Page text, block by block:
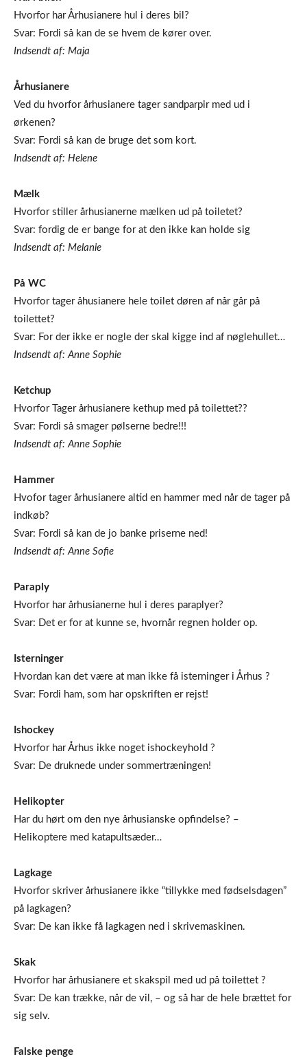
Hvorfor har Århusianere hul i deres bil?
Svar: Fordi så kan de se hvem de kører over.
Indsendt af: Maja
Århusianere
Ved du hvorfor århusianere tager sandparpir med ud i
ørkenen?
Svar: Fordi så kan de bruge det som kort.
Indsendt af: Helene
Mælk
Hvorfor stiller århusianerne mælken ud på toiletet?
Svar: fordig de er bange for at den ikke kan holde sig
Indsendt af: Melanie
På WC
Hvorfor tager åhusianere hele toilet døren af når går på
toilettet?
Svar: For der ikke er nogle der skal kigge ind af nøglehullet…
Indsendt af: Anne Sophie
Ketchup
Hvorfor Tager århusianere kethup med på toilettet??
Svar: Fordi så smager pølserne bedre!!!
Indsendt af: Anne Sophie
Hammer
Hvofor tager århusianere altid en hammer med når de tager på
indkøb?
Svar: Fordi så kan de jo banke priserne ned!
Indsendt af: Anne Sofie
Paraply
Hvorfor har århusianerne hul i deres paraplyer?
Svar: Det er for at kunne se, hvornår regnen holder op.
Isterninger
Hvordan kan det være at man ikke få isterninger i Århus ?
Svar: Fordi ham, som har opskriften er rejst!
Ishockey
Hvorfor har Århus ikke noget ishockeyhold ?
Svar: De druknede under sommertræningen!
Helikopter
Har du hørt om den nye århusianske opfindelse? –
Helikoptere med katapultsæder…
Lagkage
Hvorfor skriver århusianere ikke “tillykke med fødselsdagen”
på lagkagen?
Svar: De kan ikke få lagkagen ned i skrivemaskinen.
Skak
Hvorfor har århusianere et skakspil med ud på toilettet ?
Svar: De kan trække, når de vil, – og så har de hele brættet for
sig selv.
Falske penge